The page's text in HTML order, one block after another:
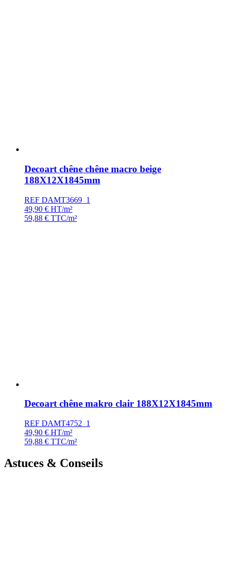
Decoart chêne chêne macro beige
188X12X1845mm
REF DAMT3669_1
49,90 € HT/m²
59,88 € TTC/m²
Decoart chêne makro clair 188X12X1845mm
REF DAMT4752_1
49,90 € HT/m²
59,88 € TTC/m²
Astuces & Conseils